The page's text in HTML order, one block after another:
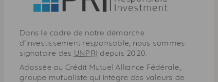
Dans le cadre de notre démarche
d’investissement responsable, nous sommes
signataire des UNPRI depuis 2020.
Adossée au Crédit Mutuel Alliance Fédérale,
groupe mutualiste qui intègre des valeurs de